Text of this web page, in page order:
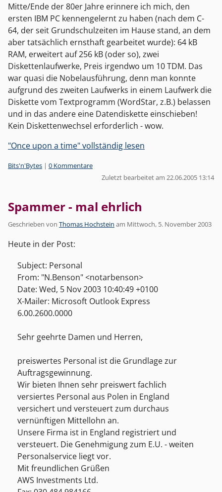
Mitte/Ende der 80er Jahre erinnere ich mich, den
ersten IBM PC kennengelernt zu haben (nach dem C-
64, der seit Grundschulzeiten im Hause stand, an dem
aber tatsächlich ernsthaft gearbeitet wurde): 64 kB
RAM, erweitert auf 256 kB (oder so), zwei
Diskettenlaufwerke, Preis irgendwo um 10 TDM. Das
war quasi die Nobelausführung, denn man konnte
aufgrund des zweiten Laufwerks in einem Laufwerk die
Diskette vom Textprogramm (WordStar, z.B.) belassen
und in das andere eine Datendiskette einschieben!
Kein Diskettenwechsel erforderlich - wow.
"Once upon a time" vollständig lesen
Kategorien:
Bits'n'Bytes | 0 Kommentare
Zuletzt bearbeitet am 22.06.2005 13:14
Spammer - mal ehrlich
Geschrieben von Thomas Hochstein am Mittwoch, 5. November 2003
Heute in der Post:
Subject: Personal
From: "N.Benson" <notarbenson>
Date: Wed, 5 Nov 2003 10:40:49 +0100
X-Mailer: Microsoft Outlook Express
6.00.2600.0000
Sehr geehrte Damen und Herren,
preiswertes Personal ist die Grundlage zur
Auftragsgewinnung.
Wir bieten Ihnen sehr preiswert fachlich
versiertes Personal aus Polen in England
versichert und versteuert zum durchaus
vernünftigen Mittellohn an.
Unsere Firma ist in England registriert und
versteuert. Die Genehmigung zum E.U. - weiten
Personalservice liegt vor.
Mit freundlichen Grüßen
AWS Investments Ltd.